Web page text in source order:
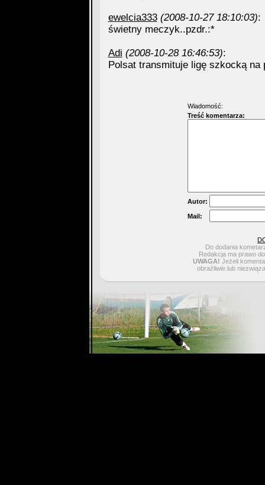
ewelcia333 (2008-10-27 18:10:03):
świetny meczyk..pzdr.:*
Adi (2008-10-28 16:46:53):
Polsat transmituje ligę szkocką
Wiadomość:
Treść komentarza:
Autor:
Mail:
Do dodania
Redakcja ma prawo
UWAGA! Jeżeli
obraźliwie lub